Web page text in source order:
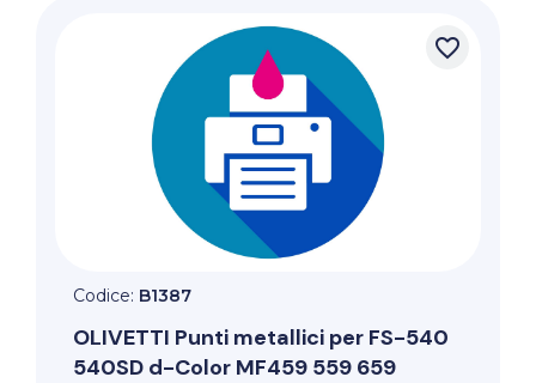
favorite_border
Codice: B1387
OLIVETTI Punti metallici per FS-540
540SD d-Color MF459 559 659